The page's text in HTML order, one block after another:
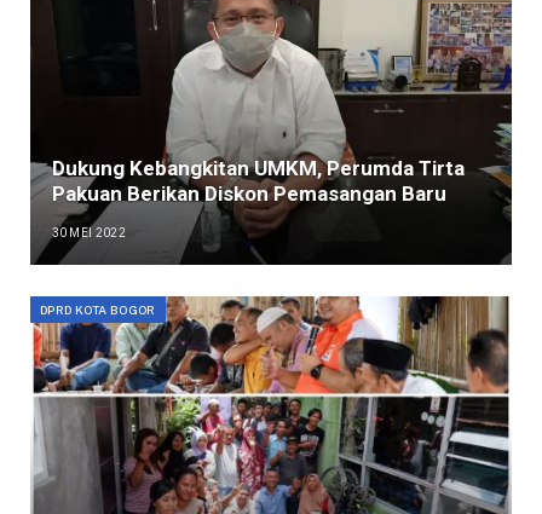
Dukung Kebangkitan UMKM, Perumda Tirta
Pakuan Berikan Diskon Pemasangan Baru
30 MEI 2022
DPRD KOTA BOGOR